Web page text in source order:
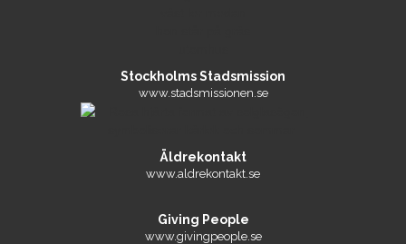
Stockholms Stadsmission
www.stadsmissionen.se
Äldrekontakt
www.aldrekontakt.se
Giving People
www.givingpeople.se